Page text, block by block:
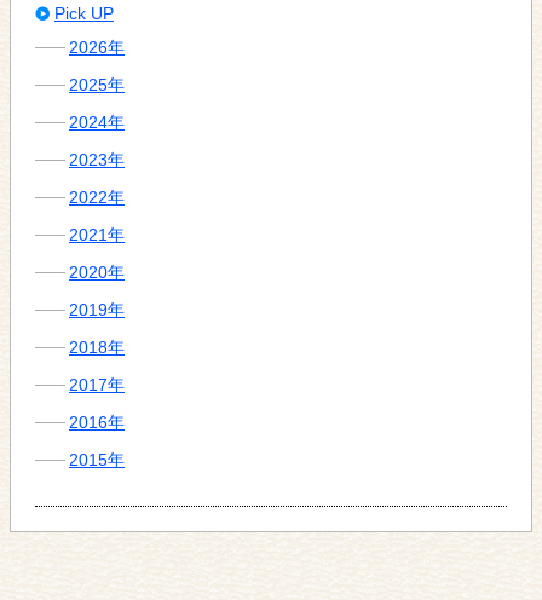
Pick UP
2026年
2025年
2024年
2023年
2022年
2021年
2020年
2019年
2018年
2017年
2016年
2015年